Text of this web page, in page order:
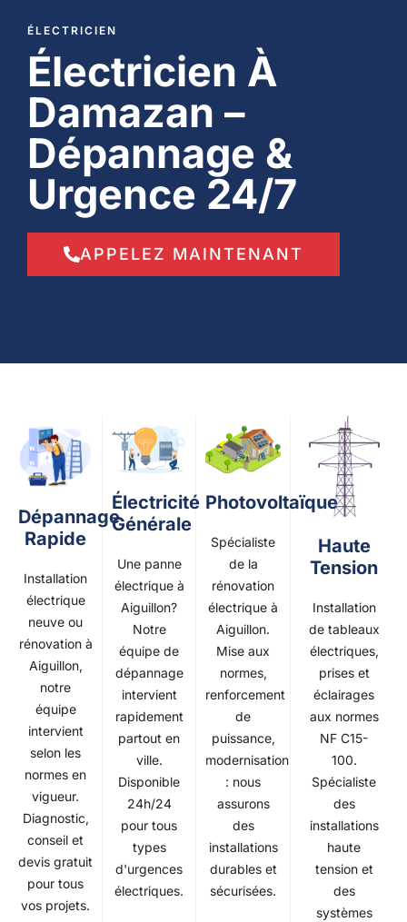
ÉLECTRICIEN
Électricien À
Damazan –
Dépannage &
Urgence 24/7
APPELEZ MAINTENANT
Dépannage
Rapide
Installation
électrique
neuve ou
rénovation à
Aiguillon,
notre
équipe
intervient
selon les
normes en
vigueur.
Diagnostic,
conseil et
devis gratuit
pour tous
vos projets.
Électricité
Générale
Une panne
électrique à
Aiguillon?
Notre
équipe de
dépannage
intervient
rapidement
partout en
ville.
Disponible
24h/24
pour tous
types
d'urgences
électriques.
Photovoltaïque
Spécialiste
de la
rénovation
électrique à
Aiguillon.
Mise aux
normes,
renforcement
de
puissance,
modernisation
: nous
assurons
des
installations
durables et
sécurisées.
Haute
Tension
Installation
de tableaux
électriques,
prises et
éclairages
aux normes
NF C15-
100.
Spécialiste
des
installations
haute
tension et
des
systèmes